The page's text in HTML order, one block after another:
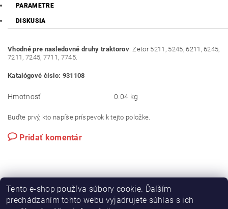
PARAMETRE
DISKUSIA
Vhodné pre nasledovné druhy traktorov: Zetor 5211, 5245, 6211, 6245,
7211, 7245, 7711, 7745.
Katalógové číslo: 931108
Hmotnosť 0.04 kg
Buďte prvý, kto napíše príspevok k tejto položke.
Pridať komentár
Tento e-shop používa súbory cookie. Ďalším
prechádzaním tohto webu vyjadrujete súhlas s ich